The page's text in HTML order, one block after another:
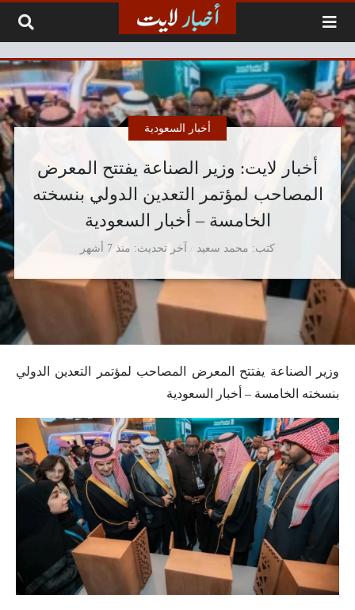
أخبار لايت: وزير الصناعة يفتتح المعرض
المصاحب لمؤتمر التعدين الدولي بنسخته
الخامسة – أخبار السعودية
كتب محمد سعيد
أخبار السعودية
آخر تحديث منذ 7 أشهر
وزير الصناعة يفتتح المعرض المصاحب لمؤتمر التعدين الدولي
بنسخته الخامسة – أخبار السعودية